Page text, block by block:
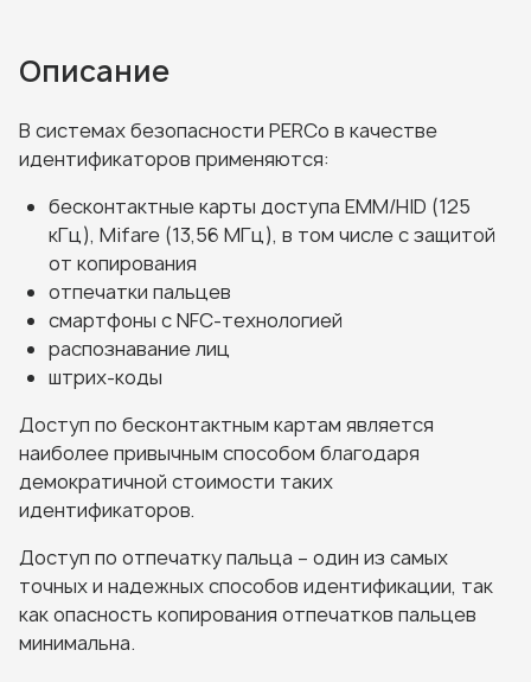
Описание
В системах безопасности PERCo в качестве
идентификаторов применяются:
бесконтактные карты доступа EMM/HID (125
кГц), Mifare (13,56 МГц), в том числе с защитой
от копирования
отпечатки пальцев
смартфоны с NFC-технологией
распознавание лиц
штрих-коды
Доступ по бесконтактным картам является
наиболее привычным способом благодаря
демократичной стоимости таких
идентификаторов.
Доступ по отпечатку пальца – один из самых
точных и надежных способов идентификации, так
как опасность копирования отпечатков пальцев
минимальна.